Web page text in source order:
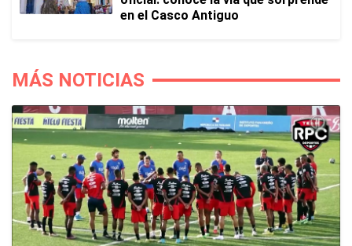
en el Casco Antiguo
MÁS NOTICIAS